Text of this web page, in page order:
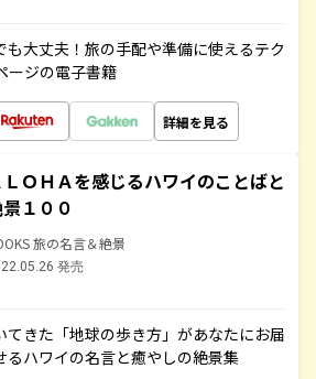
大丈夫！旅の手配や準備に使えるテク
ージの電子書籍
詳細を見る
ＬＯＨＡを感じるハワイのことばと
１００
旅の名言＆絶景
発売
てきた「地球の歩き方」があなたにお届
るハワイの名言と癒やしの絶景集